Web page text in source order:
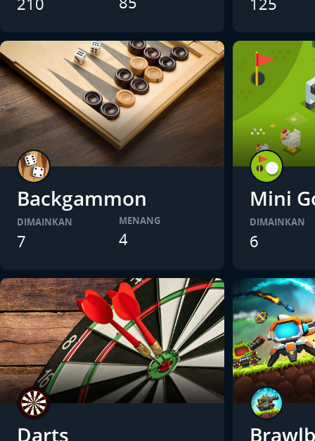
Backgammon
DIMAINKAN
7
MENANG
4
Mini
DIMAINKAN
6
Darts